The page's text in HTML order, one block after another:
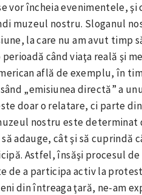
vor încheia evenimentele, şi
muzeul nostru. Sloganul
la care nu am avut timp
când viaţa reală şi
află de exemplu, în
„emisiunea directă” a
doar o relatare, ci parte
nostru este determinat
adauge, cât şi să cuprindă
Astfel, însăşi procesul
de a participa activ la
din întreaga ţară, ne-am